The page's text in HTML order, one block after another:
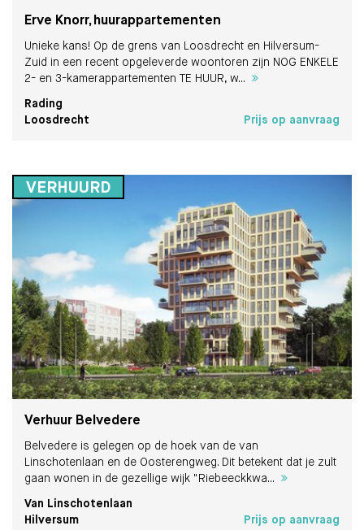
Erve Knorr, huurappartementen
Unieke kans! Op de grens van Loosdrecht en Hilversum-
Zuid in een recent opgeleverde woontoren zijn NOG ENKELE
2- en 3-kamerappartementen TE HUUR, w...
Rading
Loosdrecht
Prijs op aanvraag
VERHUURD
Verhuur Belvedere
Belvedere is gelegen op de hoek van de van
Linschotenlaan en de Oosterengweg. Dit betekent dat je zult
gaan wonen in de gezellige wijk "Riebeeckkwa...
Van Linschotenlaan
Hilversum
Prijs op aanvraag